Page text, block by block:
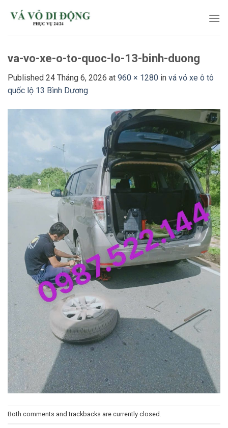
va-vo-xe-o-to-quoc-lo-13-binh-duong
Published 24 Tháng 6, 2026 at 960 × 1280 in vá vỏ xe ô tô
quốc lộ 13 Bình Dương
Both comments and trackbacks are currently closed.